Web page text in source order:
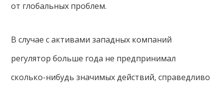
от глобальных проблем.
В случае с активами западных компаний
регулятор больше года не предпринимал
сколько-нибудь значимых действий, справедливо